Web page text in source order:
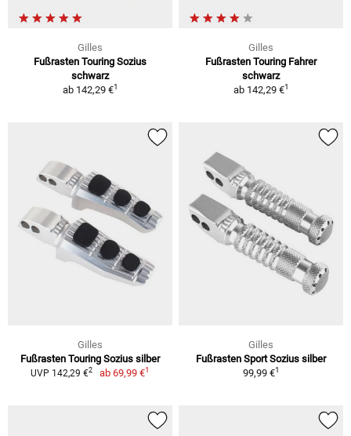
Gilles
Fußrasten Touring Sozius
schwarz
ab 142,29 €1
Gilles
Fußrasten Touring Fahrer
schwarz
ab 142,29 €1
Gilles
Fußrasten Touring Sozius silber
UVP 142,29 €2 ab69,99 €1
Gilles
Fußrasten Sport Sozius silber
99,99 €1